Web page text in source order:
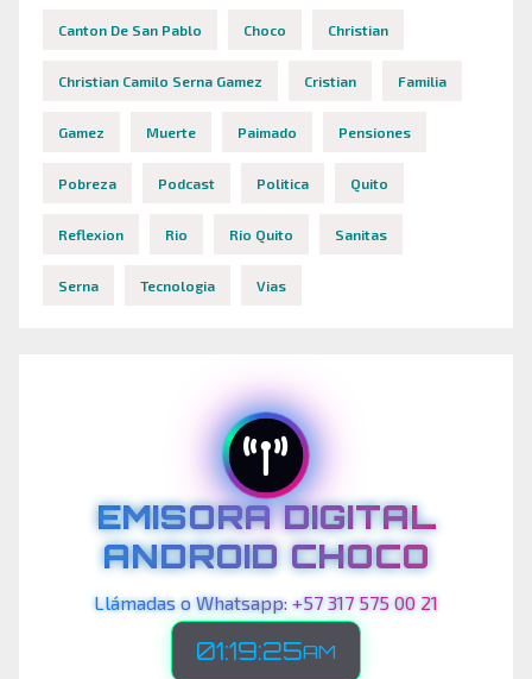
Canton De San Pablo Choco Christian
Christian Camilo Serna Gamez Cristian Familia
Gamez Muerte Paimado Pensiones
Pobreza Podcast Politica Quito
Reflexion Rio Rio Quito Sanitas
Serna Tecnologia Vias
EMISORA DIGITAL
ANDROID CHOCO
Llámadas o Whatsapp: +57 317 575 00 21
01:19:28AM